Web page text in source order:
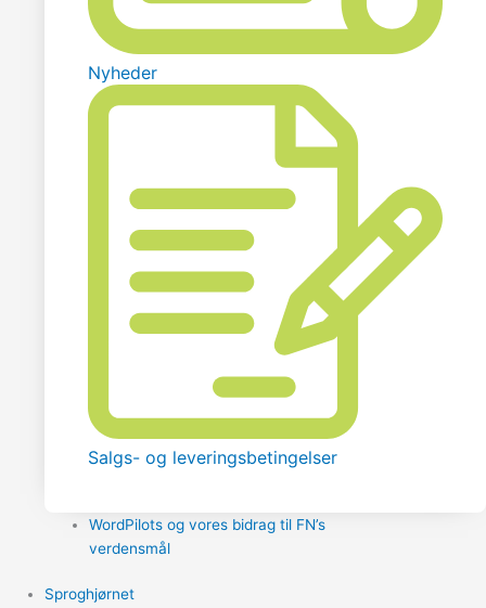
Nyheder
Salgs- og leveringsbetingelser
WordPilots og vores bidrag til FN’s
verdensmål
Sproghjørnet